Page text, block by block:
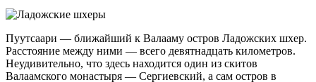
Пуутсаари — ближайший к Валааму остров Ладожских шхер.
Расстояние между ними — всего девятнадцать километров.
Неудивительно, что здесь находится один из скитов
Валаамского монастыря — Сергиевский, а сам остров в